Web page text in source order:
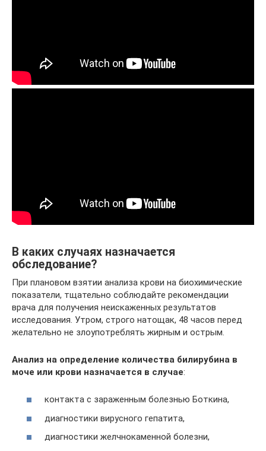
В каких случаях назначается
обследование?
При плановом взятии анализа крови на биохимические
показатели, тщательно соблюдайте рекомендации
врача для получения неискаженных результатов
исследования. Утром, строго натощак, 48 часов перед
желательно не злоупотреблять жирным и острым.
Анализ на определение количества билирубина в
моче или крови назначается в случае:
контакта с зараженным болезнью Боткина,
диагностики вирусного гепатита,
диагностики желчнокаменной болезни,